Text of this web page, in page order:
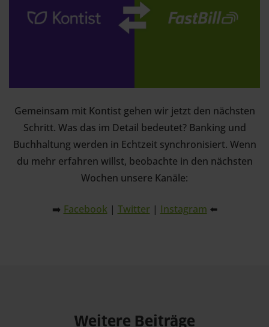
Gemeinsam mit Kontist gehen wir jetzt den nächsten
Schritt. Was das im Detail bedeutet? Banking und
Buchhaltung werden in Echtzeit synchronisiert. Wenn
du mehr erfahren willst, beobachte in den nächsten
Wochen unsere Kanäle:
➡️ Facebook | Twitter | Instagram ⬅️
Weitere Beiträge